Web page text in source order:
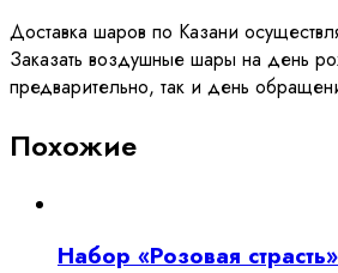
Доставка шаров по Казани
Заказать воздушные шары на день
предварительно, так и день
Похожие
Набор «Розовая